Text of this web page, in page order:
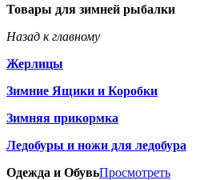
Товары для зимней рыбалки
Назад к главному
Жерлицы
Зимние Ящики и Коробки
Зимняя прикормка
Ледобуры и ножи для ледобура
Одежда и ОбувьПросмотреть